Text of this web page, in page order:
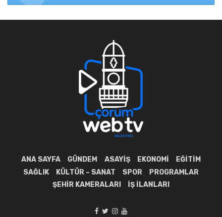
ANA SAYFA GÜNDEM ASAYIŞ EKONOMI
EĞITIM
SAĞLIK
KÜLTÜR – SANAT SPOR
PROGRAMLAR
ŞEHIR KAMERALARI
İŞ İLANLARI